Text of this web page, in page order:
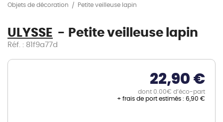
Objets de décoration
Petite veilleuse lapin
ULYSSE Petite veilleuse lapin
Réf. : 81f9a77d
22,90 €
dont 0.00€ d’éco-part
+ frais de port estimés : 6,90 €